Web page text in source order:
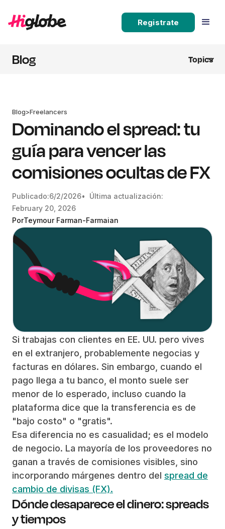
Registrate
Blog Topics
Blog>Freelancers
Dominando el spread: tu
guía para vencer las
comisiones ocultas de FX
Publicado:6/2/2026• Última actualización:
February 20, 2026
PorTeymour Farman-Farmaian
Si trabajas con clientes en EE. UU. pero vives
en el extranjero, probablemente negocias y
facturas en dólares. Sin embargo, cuando el
pago llega a tu banco, el monto suele ser
menor de lo esperado, incluso cuando la
plataforma dice que la transferencia es de
"bajo costo" o "gratis".
Esa diferencia no es casualidad; es el modelo
de negocio. La mayoría de los proveedores no
ganan a través de comisiones visibles, sino
incorporando márgenes dentro del spread de
cambio de divisas (FX).
Dónde desaparece el dinero: spreads
y tiempos